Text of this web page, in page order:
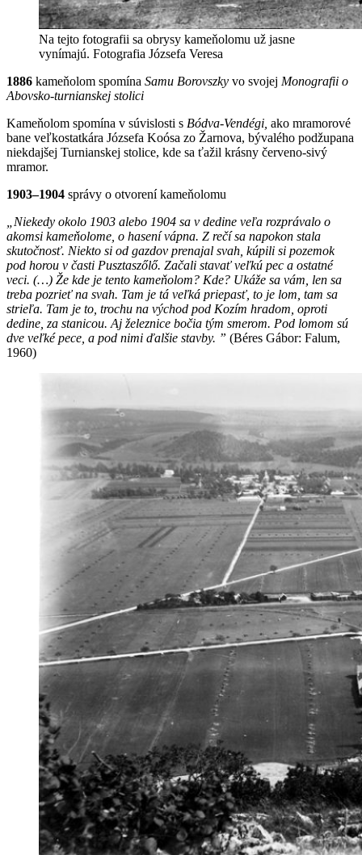
Na tejto fotografii sa obrysy kameňolomu už jasne
vynímajú. Fotografia Józsefa Veresa
1886 kameňolom spomína Samu Borovszky vo svojej Monografii o
Abovsko-turnianskej stolici
Kameňolom spomína v súvislosti s Bódva-Vendégi, ako mramorové
bane veľkostatkára Józsefa Koósa zo Žarnova, bývalého podžupana
niekdajšej Turnianskej stolice, kde sa ťažil krásny červeno-sivý
mramor.
1903–1904 správy o otvorení kameňolomu
„Niekedy okolo 1903 alebo 1904 sa v dedine veľa rozprávalo o
akomsi kameňolome, o hasení vápna. Z rečí sa napokon stala
skutočnosť. Niekto si od gazdov prenajal svah, kúpili si pozemok
pod horou v časti Pusztaszőlő. Začali stavať veľkú pec a ostatné
veci. (…) Že kde je tento kameňolom? Kde? Ukáže sa vám, len sa
treba pozrieť na svah. Tam je tá veľká priepasť, to je lom, tam sa
strieľa. Tam je to, trochu na východ pod Kozím hradom, oproti
dedine, za stanicou. Aj železnice bočia tým smerom. Pod lomom sú
dve veľké pece, a pod nimi ďalšie stavby. ” (Béres Gábor: Falum,
1960)